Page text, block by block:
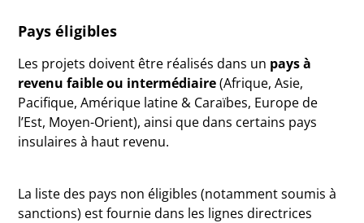
Pays éligibles
Les projets doivent être réalisés dans un pays à
revenu faible ou intermédiaire(Afrique, Asie,
Pacifique, Amérique latine & Caraïbes, Europe de
l’Est, Moyen-Orient), ainsi que dans certains pays
insulaires à haut revenu.
La liste des pays non éligibles (notamment soumis à
sanctions) est fournie dans les lignes directrices